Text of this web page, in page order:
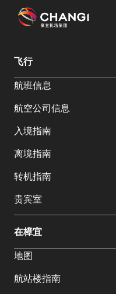
有
宜
网
选
语
言:
樟宜机场 樟宜机场餐饮与购物
飞行
航班信息
航空公司信息
入境指南
离境指南
转机指南
贵宾室
在樟宜
地图
航站楼指南